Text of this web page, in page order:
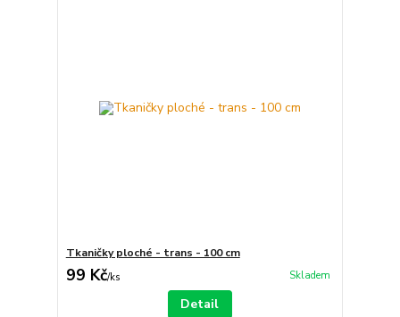
Tkaničky ploché - trans - 100 cm
99 Kč/ks Skladem
Detail